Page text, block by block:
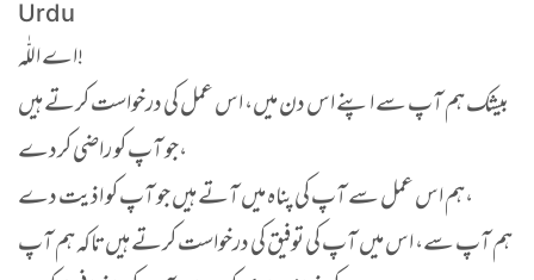
Urdu
اے اللّٰہ!
بیشک ہم آپ سے اپنے اس دن میں، اس عمل کی درخواست کرتے ہیں
جو آپ کو راضی کردے،
ہم اس عمل سے آپ کی پناہ میں آتے ہیں جو آپ کو اذیت دے،
ہم آپ سے، اس میں آپ کی توفیق کی درخواست کرتے ہیں تاکہ ہم آپ